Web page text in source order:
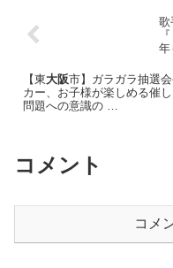
歌
年
【東大阪市】ガラガラ抽選
カー、お子様が楽しめる催
問題への意識の …
コメント
コメ